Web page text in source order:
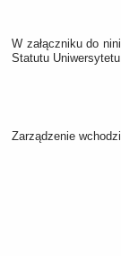
W załączniku do
Statutu
Zarządzenie